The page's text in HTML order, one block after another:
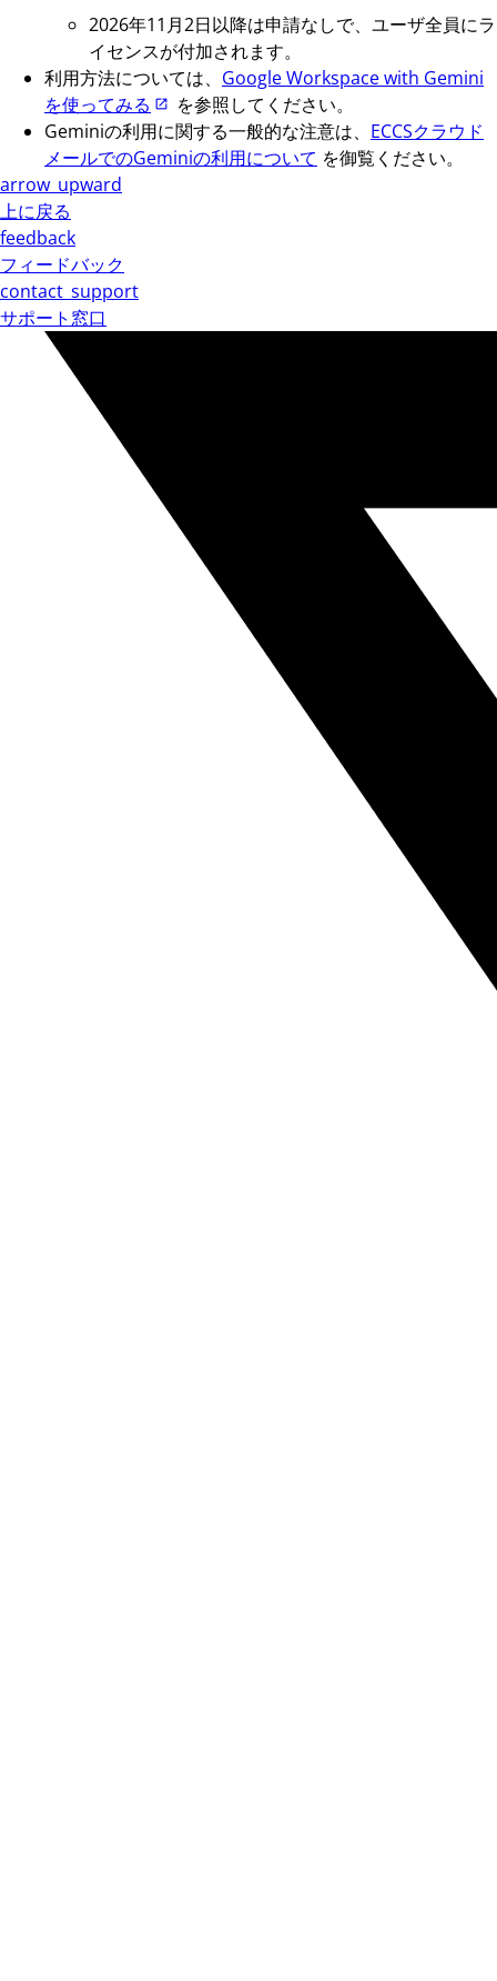
2026年11月2日以降は申請なしで、ユーザ全員にラ
イセンスが付加されます。
利用方法については、 Google Workspace with Gemini
を使ってみる
を参照してください。
Geminiの利用に関する一般的な注意は、 ECCSクラウド
メールでのGeminiの利用について を御覧ください。
arrow_upward
上に戻る
feedback
フィードバック
contact_support
サポート窓口